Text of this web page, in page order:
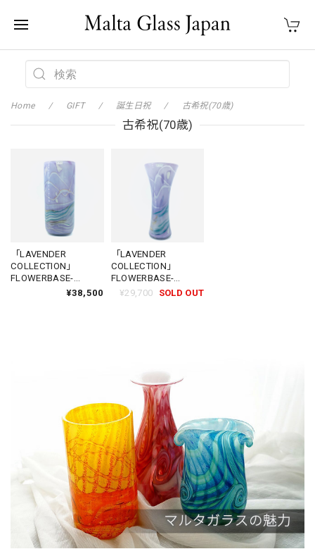
Home GIFT 誕生日祝 古希祝(70歳)
古希祝(70歳)
「LAVENDER
COLLECTION」
FLOWERBASE-
¥38,500
「LAVENDER
COLLECTION」
FLOWERBASE-
SANNAT2
¥29,700 SOLD OUT